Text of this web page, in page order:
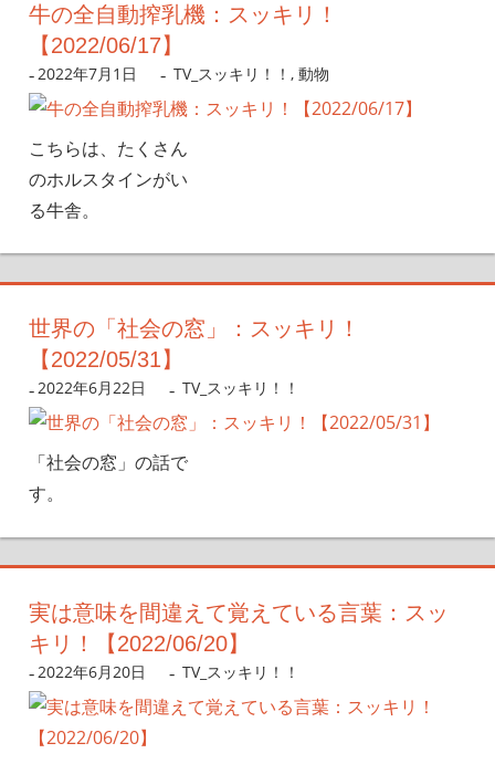
牛の全自動搾乳機：スッキリ！
【2022/06/17】
2022年7月1日 nanigoto
TV_スッキリ！！ , 動物
こちらは、たくさん
のホルスタインがい
る牛舎。
世界の「社会の窓」：スッキリ！
【2022/05/31】
2022年6月22日 nanigoto
TV_スッキリ！！
「社会の窓」の話で
す。
実は意味を間違えて覚えている言葉：スッ
キリ！【2022/06/20】
2022年6月20日 nanigoto
TV_スッキリ！！